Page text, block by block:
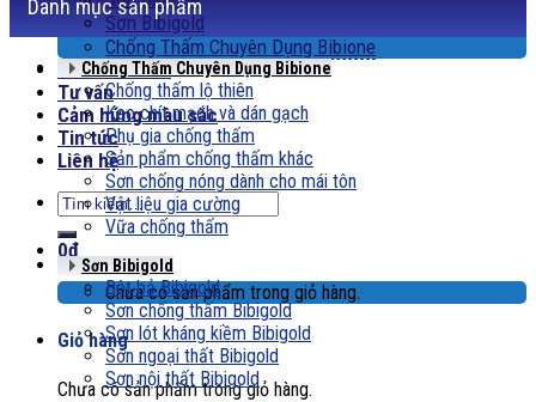
Sơn Bibigold
Chống Thấm Chuyên Dụng Bibione
Phối màu sơn
Tư vấn
Cảm hứng màu sắc
Tin tức
Liên hệ
Tìm
kiếm:
0₫
Chưa có sản phẩm trong giỏ hàng.
Giỏ hàng
Chưa có sản phẩm trong giỏ hàng.
Danh mục sản phẩm
Chống Thấm Chuyên Dụng Bibione
Chống thấm lộ thiên
Keo chít mạch và dán gạch
Phụ gia chống thấm
Sản phẩm chống thấm khác
Sơn chống nóng dành cho mái tôn
Vật liệu gia cường
Vữa chống thấm
Sơn Bibigold
Bột bả Bibigold
Sơn chống thấm Bibigold
Sơn lót kháng kiềm Bibigold
Sơn ngoại thất Bibigold
Sơn nội thất Bibigold